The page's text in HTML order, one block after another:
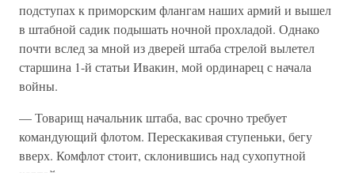
подступах к приморским флангам наших армий и вышел
в штабной садик подышать ночной прохладой. Однако
почти вслед за мной из дверей штаба стрелой вылетел
старшина 1-й статьи Ивакин, мой ординарец с начала
войны.
— Товарищ начальник штаба, вас срочно требует
командующий флотом. Перескакивая ступеньки, бегу
вверх. Комфлот стоит, склонившись над сухопутной